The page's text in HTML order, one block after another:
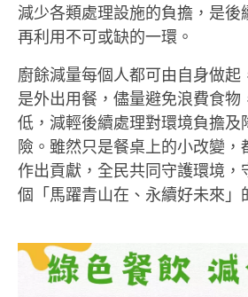
減少各類處理設施的負擔，是後
再利用不可或缺的一環。
廚餘減量每個人都可由自身做起
是外出用餐，儘量避免浪費食物
低，減輕後續處理對環境負擔及
險。雖然只是餐桌上的小改變，
作出貢獻，全民共同守護環境，
個「馬躍青山在、永續好未來」